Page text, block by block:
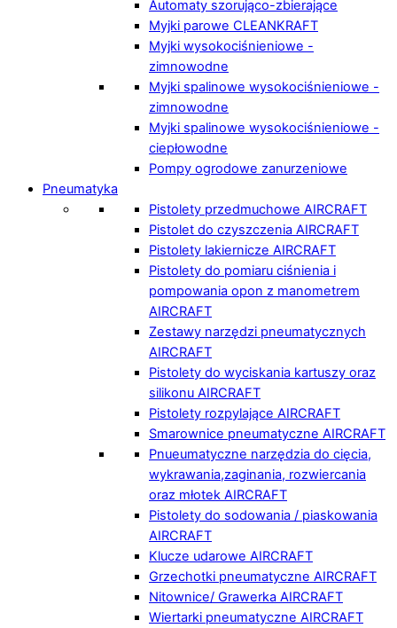
Automaty szorująco-zbierające
Myjki parowe CLEANKRAFT
Myjki wysokociśnieniowe -
zimnowodne
Myjki spalinowe wysokociśnieniowe -
zimnowodne
Myjki spalinowe wysokociśnieniowe -
ciepłowodne
Pompy ogrodowe zanurzeniowe
Pneumatyka
Pistolety przedmuchowe AIRCRAFT
Pistolet do czyszczenia AIRCRAFT
Pistolety lakiernicze AIRCRAFT
Pistolety do pomiaru ciśnienia i
pompowania opon z manometrem
AIRCRAFT
Zestawy narzędzi pneumatycznych
AIRCRAFT
Pistolety do wyciskania kartuszy oraz
silikonu AIRCRAFT
Pistolety rozpylające AIRCRAFT
Smarownice pneumatyczne AIRCRAFT
Pnueumatyczne narzędzia do cięcia,
wykrawania,zaginania, rozwiercania
oraz młotek AIRCRAFT
Pistolety do sodowania / piaskowania
AIRCRAFT
Klucze udarowe AIRCRAFT
Grzechotki pneumatyczne AIRCRAFT
Nitownice/ Grawerka AIRCRAFT
Wiertarki pneumatyczne AIRCRAFT